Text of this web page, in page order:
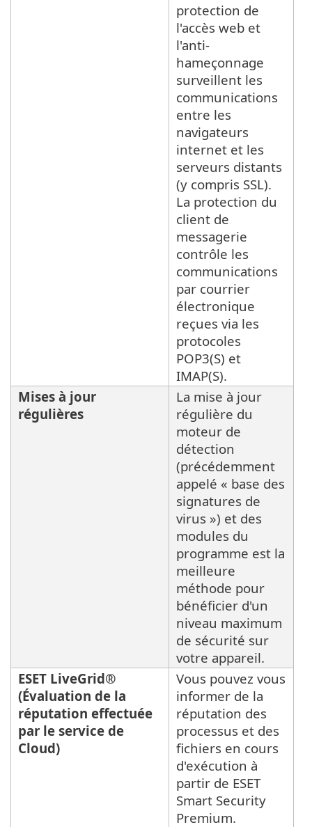
protection de
l'accès web et
l'anti-
hameçonnage
surveillent les
communications
entre les
navigateurs
internet et les
serveurs distants
(y compris SSL).
La protection du
client de
messagerie
contrôle les
communications
par courrier
électronique
reçues via les
protocoles
POP3(S) et
IMAP(S).
Mises à jour
régulières
La mise à jour
régulière du
moteur de
détection
(précédemment
appelé « base des
signatures de
virus ») et des
modules du
programme est la
meilleure
méthode pour
bénéficier d'un
niveau maximum
de sécurité sur
votre appareil.
ESET LiveGrid®
(Évaluation de la
réputation effectuée
par le service de
Cloud)
Vous pouvez vous
informer de la
réputation des
processus et des
fichiers en cours
d'exécution à
partir de ESET
Smart Security
Premium.